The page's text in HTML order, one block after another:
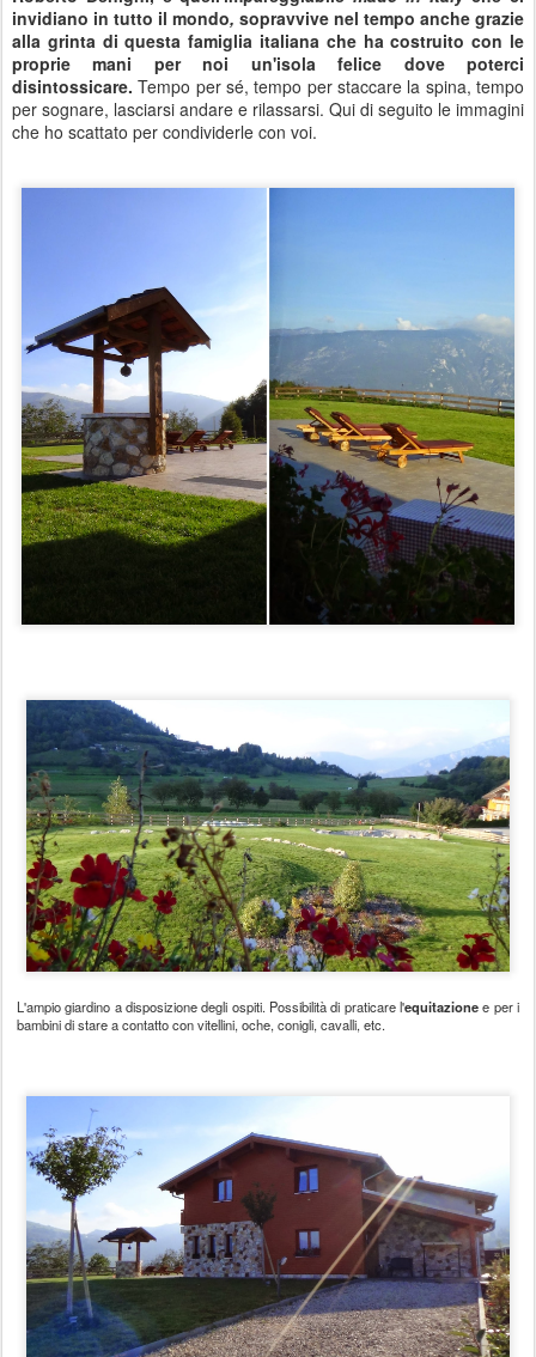
invidiano in tutto il mondo, sopravvive nel tempo anche grazie
alla grinta di questa famiglia italiana che ha costruito con le
proprie mani per noi un'isola felice dove poterci
disintossicare. Tempo per sé, tempo per staccare la spina, tempo
per sognare, lasciarsi andare e rilassarsi. Qui di seguito le immagini
che ho scattato per condividerle con voi.
L'ampio giardino a disposizione degli ospiti. Possibilità di praticare l'equitazionee per i
bambini di stare a contatto con vitellini, oche, conigli, cavalli, etc.